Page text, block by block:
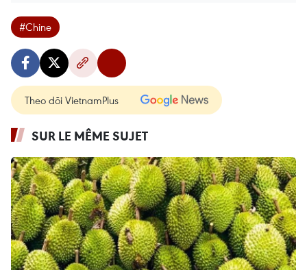
#Chine
Theo dõi VietnamPlus
SUR LE MÊME SUJET